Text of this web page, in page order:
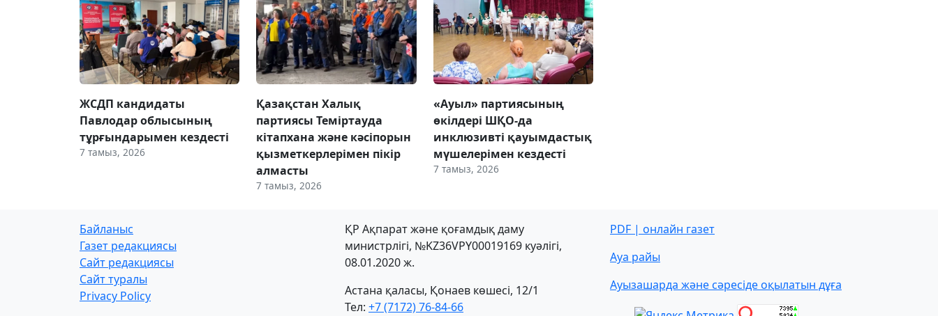
ЖСДП кандидаты
Павлодар облысының
тұрғындарымен кездесті
7 тамыз, 2026
Қазақстан Халық
партиясы Теміртауда
кітапхана және кәсіпорын
қызметкерлерімен пікір
алмасты
7 тамыз, 2026
«Ауыл» партиясының
өкілдері ШҚО-да
инклюзивті қауымдастық
мүшелерімен кездесті
7 тамыз, 2026
Байланыс
Газет редакциясы
Сайт редакциясы
Сайт туралы
Privacy Policy
ҚР Ақпарат және қоғамдық даму
министрлігі, №KZ36VPY00019169 куәлігі,
08.01.2020 ж.
Астана қаласы, Қонаев көшесі, 12/1
Тел: +7 (7172) 76-84-66
PDF | онлайн газет
Ауа райы
Ауызашарда және сәресіде оқылатын дұға